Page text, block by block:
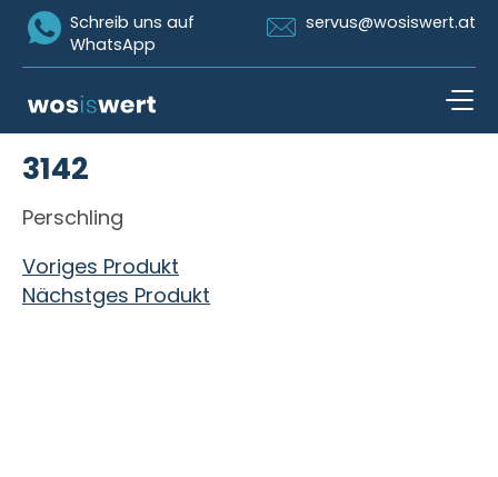
Icon Whatsapp
Schreib uns auf
WhatsApp
Icon Email
servus@wosiswert.at
3142
Perschling
Beitragsnavigation
Voriges Produkt
Nächstges Produkt